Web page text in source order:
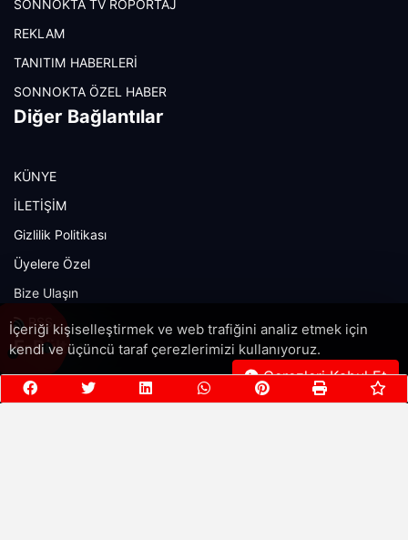
SONNOKTA TV RÖPORTAJ
REKLAM
TANITIM HABERLERİ
SONNOKTA ÖZEL HABER
Diğer Bağlantılar
KÜNYE
İLETİŞİM
Gizlilik Politikası
Üyelere Özel
Bize Ulaşın
RSS
E-Bülten
İçeriği kişiselleştirmek ve web trafiğini analiz etmek için
kendi ve üçüncü taraf çerezlerimizi kullanıyoruz.
Çerezleri Kabul Et